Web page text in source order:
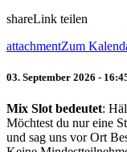
shareLink teilen
attachmentZum
03. September 2026 -
Mix Slot bedeutet:
Möchtest du nur eine
und sag uns vor Ort